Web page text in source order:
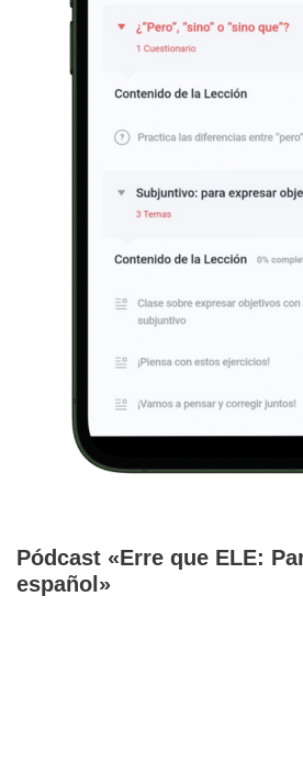
Pódcast «Erre que ELE:
español»